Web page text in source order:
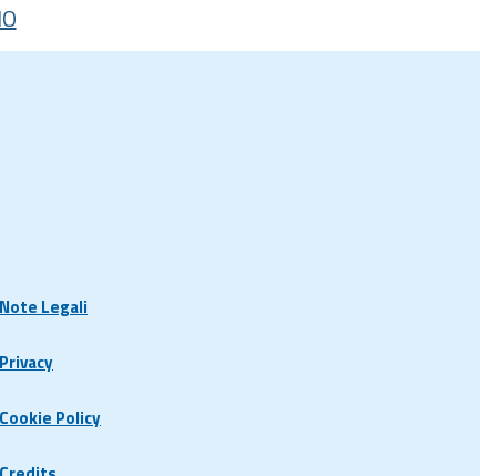
Note Legali
Privacy
Cookie Policy